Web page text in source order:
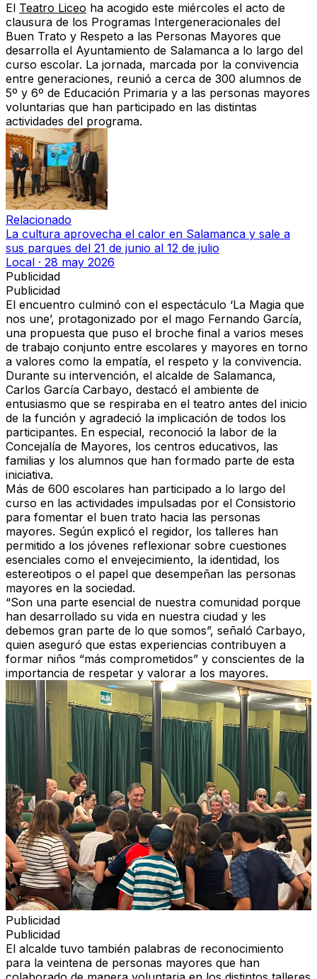
El Teatro Liceo ha acogido este miércoles el acto de
clausura de los Programas Intergeneracionales del
Buen Trato y Respeto a las Personas Mayores que
desarrolla el Ayuntamiento de Salamanca a lo largo del
curso escolar. La jornada, marcada por la convivencia
entre generaciones, reunió a cerca de 300 alumnos de
5º y 6º de Educación Primaria y a las personas mayores
voluntarias que han participado en las distintas
actividades del programa.
Relacionado
La cultura aprovecha el calor en Salamanca y sale a
sus parques del 21 de junio al 12 de julio
Local · 28 may 2026
Publicidad
Publicidad
El encuentro culminó con el espectáculo ‘La Magia que
nos une’, protagonizado por el mago Fernando García,
una propuesta que puso el broche final a varios meses
de trabajo conjunto entre escolares y mayores en torno
a valores como la empatía, el respeto y la convivencia.
Durante su intervención, el alcalde de Salamanca,
Carlos García Carbayo, destacó el ambiente de
entusiasmo que se respiraba en el teatro antes del inicio
de la función y agradeció la implicación de todos los
participantes. En especial, reconoció la labor de la
Concejalía de Mayores, los centros educativos, las
familias y los alumnos que han formado parte de esta
iniciativa.
Más de 600 escolares han participado a lo largo del
curso en las actividades impulsadas por el Consistorio
para fomentar el buen trato hacia las personas
mayores. Según explicó el regidor, los talleres han
permitido a los jóvenes reflexionar sobre cuestiones
esenciales como el envejecimiento, la identidad, los
estereotipos o el papel que desempeñan las personas
mayores en la sociedad.
“Son una parte esencial de nuestra comunidad porque
han desarrollado su vida en nuestra ciudad y les
debemos gran parte de lo que somos”, señaló Carbayo,
quien aseguró que estas experiencias contribuyen a
formar niños “más comprometidos” y conscientes de la
importancia de respetar y valorar a los mayores.
Publicidad
Publicidad
El alcalde tuvo también palabras de reconocimiento
para la veintena de personas mayores que han